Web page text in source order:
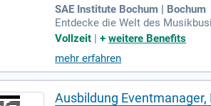
SAE Institute Bochum | Bochum
Entdecke die Welt des
eine individuelle Beratung
n, kannst du sofort in speziellen
bist du flexibel in deiner
Vollzeit |+weitere Benefits
mehr erfahren
Ausbildung